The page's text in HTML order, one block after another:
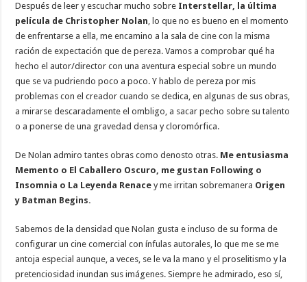
Después de leer y escuchar mucho sobre Interstellar, la última
película de Christopher Nolan, lo que no es bueno en el momento
de enfrentarse a ella, me encamino a la sala de cine con la misma
ración de expectación que de pereza. Vamos a comprobar qué ha
hecho el autor/director con una aventura especial sobre un mundo
que se va pudriendo poco a poco. Y hablo de pereza por mis
problemas con el creador cuando se dedica, en algunas de sus obras,
a mirarse descaradamente el ombligo, a sacar pecho sobre su talento
o a ponerse de una gravedad densa y cloromórfica.
De Nolan admiro tantes obras como denosto otras. Me entusiasma
Memento o El Caballero Oscuro, me gustan Following o
Insomnia o La Leyenda Renace y me irritan sobremanera Origen
y Batman Begins.
Sabemos de la densidad que Nolan gusta e incluso de su forma de
configurar un cine comercial con ínfulas autorales, lo que me se me
antoja especial aunque, a veces, se le va la mano y el proselitismo y la
pretenciosidad inundan sus imágenes. Siempre he admirado, eso sí,